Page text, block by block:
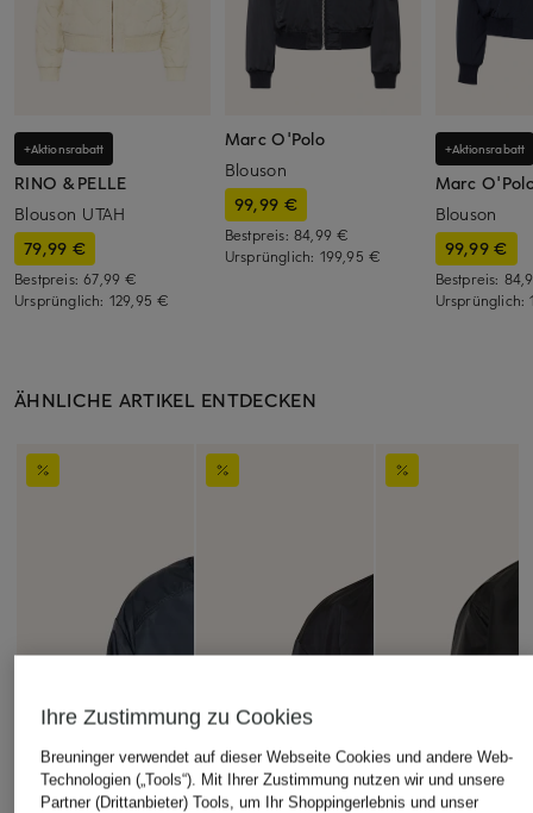
+Aktionsrabatt
RINO & PELLE
Blouson UTAH
79,99 €
Bestpreis:67,99 €
Ursprünglich: 129,95 €
Marc O'Polo
Blouson
99,99 €
Bestpreis: 84,99 €
Ursprünglich: 199,95 €
+Aktionsrabatt
Marc
Blouson
99,99 €
Bestpreis:
Ursprünglich:
ÄHNLICHE ARTIKEL ENTDECKEN
Ihre Zustimmung zu Cookies
Breuninger verwendet auf dieser Webseite Cookies und andere Web-
Technologien („Tools“). Mit Ihrer Zustimmung nutzen wir und unsere
Partner (Drittanbieter) Tools, um Ihr Shoppingerlebnis und unser